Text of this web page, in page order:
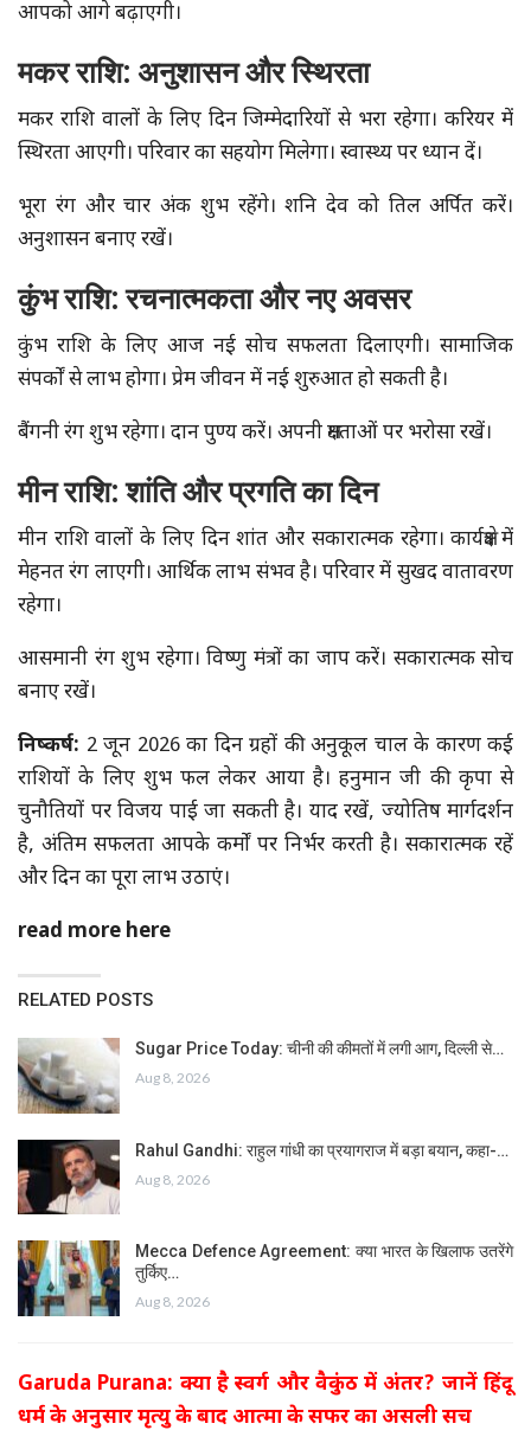
आपको आगे बढ़ाएगी।
मकर राशि: अनुशासन और स्थिरता
मकर राशि वालों के लिए दिन जिम्मेदारियों से भरा रहेगा। करियर में
स्थिरता आएगी। परिवार का सहयोग मिलेगा। स्वास्थ्य पर ध्यान दें।
भूरा रंग और चार अंक शुभ रहेंगे। शनि देव को तिल अर्पित करें।
अनुशासन बनाए रखें।
कुंभ राशि: रचनात्मकता और नए अवसर
कुंभ राशि के लिए आज नई सोच सफलता दिलाएगी। सामाजिक
संपर्कों से लाभ होगा। प्रेम जीवन में नई शुरुआत हो सकती है।
बैंगनी रंग शुभ रहेगा। दान पुण्य करें। अपनी क्षमताओं पर भरोसा रखें।
मीन राशि: शांति और प्रगति का दिन
मीन राशि वालों के लिए दिन शांत और सकारात्मक रहेगा। कार्यक्षेत्र में
मेहनत रंग लाएगी। आर्थिक लाभ संभव है। परिवार में सुखद वातावरण
रहेगा।
आसमानी रंग शुभ रहेगा। विष्णु मंत्रों का जाप करें। सकारात्मक सोच
बनाए रखें।
निष्कर्ष: 2 जून 2026 का दिन ग्रहों की अनुकूल चाल के कारण कई
राशियों के लिए शुभ फल लेकर आया है। हनुमान जी की कृपा से
चुनौतियों पर विजय पाई जा सकती है। याद रखें, ज्योतिष मार्गदर्शन
है, अंतिम सफलता आपके कर्मों पर निर्भर करती है। सकारात्मक रहें
और दिन का पूरा लाभ उठाएं।
read more here
RELATED POSTS
Sugar Price Today: चीनी की कीमतों में लगी आग, दिल्ली से…
Aug 8, 2026
Rahul Gandhi: राहुल गांधी का प्रयागराज में बड़ा बयान, कहा-…
Aug 8, 2026
Mecca Defence Agreement: क्या भारत के खिलाफ उतरेंगे
तुर्किए…
Aug 8, 2026
Garuda Purana: क्या है स्वर्ग और वैकुंठ में अंतर? जानें हिंदू
धर्म के अनुसार मृत्यु के बाद आत्मा के सफर का असली सच